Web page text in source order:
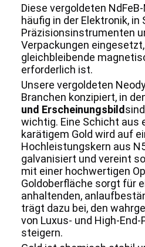
Diese vergoldeten
häufig in der Elektronik, in
Präzisionsinstrumenten
Verpackungen
gleichbleibende
erforderlich ist.
Unsere vergoldeten
Branchen konzipiert, in
und Erscheinungsbild
wichtig. Eine Schicht aus
karätigem Gold wird auf
Hochleistungskern aus
galvanisiert und vereint
mit einer hochwertigen
Goldoberfläche sorgt für
anhaltenden,
trägt dazu bei, den
von Luxus- und High-End-
steigern.